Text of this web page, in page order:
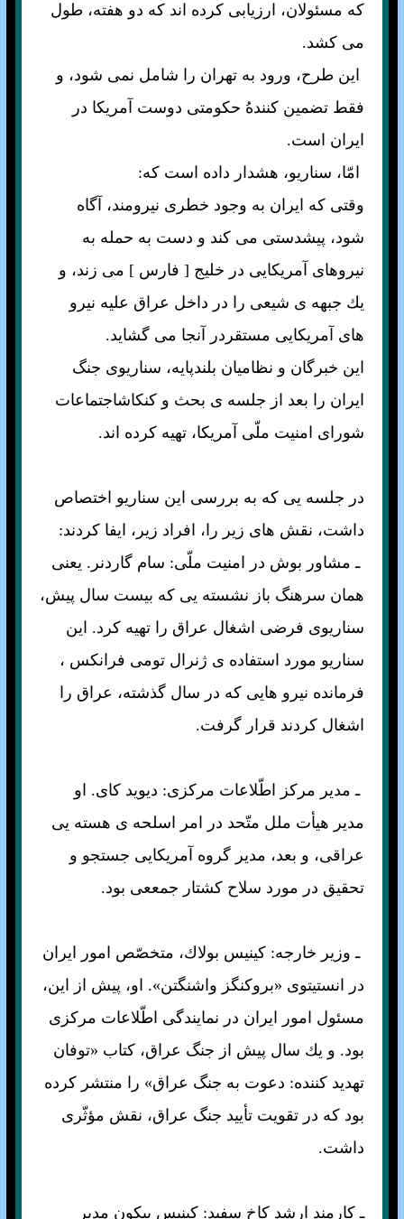
كه مسئولان، ارزيابى كرده اند كه دو هفته، طول
مى كشد.
اين طرح، ورود به تهران را شامل نمى شود، و
فقط تضمين كنندهُ حكومتى دوست آمريكا در
ايران است.
امّا، سناريو، هشدار داده است كه:
وقتى كه ايران به وجود خطرى نيرومند، آگاه
شود، پيشدستى مى كند و دست به حمله به
نيروهاى آمريكايى در خليج [ فارس ] مى زند، و
يك جبهه ی شيعى را در داخل عراق عليه نيرو
هاى آمريكايى مستقردر آنجا مى گشايد.
اين خبرگان و نظاميان بلندپايه، سناريوى جنگ
ايران را بعد از جلسه ی بحث و كنكاشاجتماعات
شوراى امنيت ملّى آمريكا، تهيه كرده اند.
در جلسه يى كه به بررسى اين سناريو اختصاص
داشت، نقش های زير را، افراد زير، ایفا کردند:
ـ مشاور بوش در امنيت ملّى: سام گاردنر. يعنى
همان سرهنگ باز نشسته يى كه بيست سال پيش،
سناريوى فرضی اشغال عراق را تهيه كرد. اين
سناريو مورد استفاده ی ژنرال تومى فرانكس ،
فرمانده نيرو هايى كه در سال گذشته، عراق را
اشغال كردند قرار گرفت.
ـ مدير مركز اطّلاعات مركزى: ديويد كاى. او
مدير هيأت ملل متّحد در امر اسلحه ی هسته يى
عراقى، و بعد، مدير گروه آمريكايى جستجو و
تحقيق در مورد سلاح كشتار جمععى بود.
ـ وزير خارجه: كينيس بولاك، متخصّص امور ايران
در انستيتوى «بروكنگز واشنگتن». او، پيش از اين،
مسئول امور ايران در نمايندگى اطّلاعات مركزى
بود. و يك سال پيش از جنگ عراق، كتاب «توفان
تهديد كننده: دعوت به جنگ عراق» را منتشر كرده
بود كه در تقويت تأييد جنگ عراق، نقش مؤثّرى
داشت.
ـ كارمند ارشد كاخ سفيد: كينيس بيكون مدير